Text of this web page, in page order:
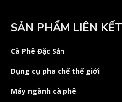
SẢN PHẨM LIÊN KẾT
Cà Phê Đặc Sản
Dụng cụ pha chế thế giới
Máy ngành cà phê